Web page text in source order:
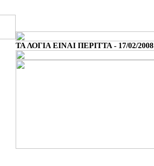
ΤΑ ΛΟΓΙΑ ΕΙΝΑΙ ΠΕΡΙΤΤΑ - 17/02/2008